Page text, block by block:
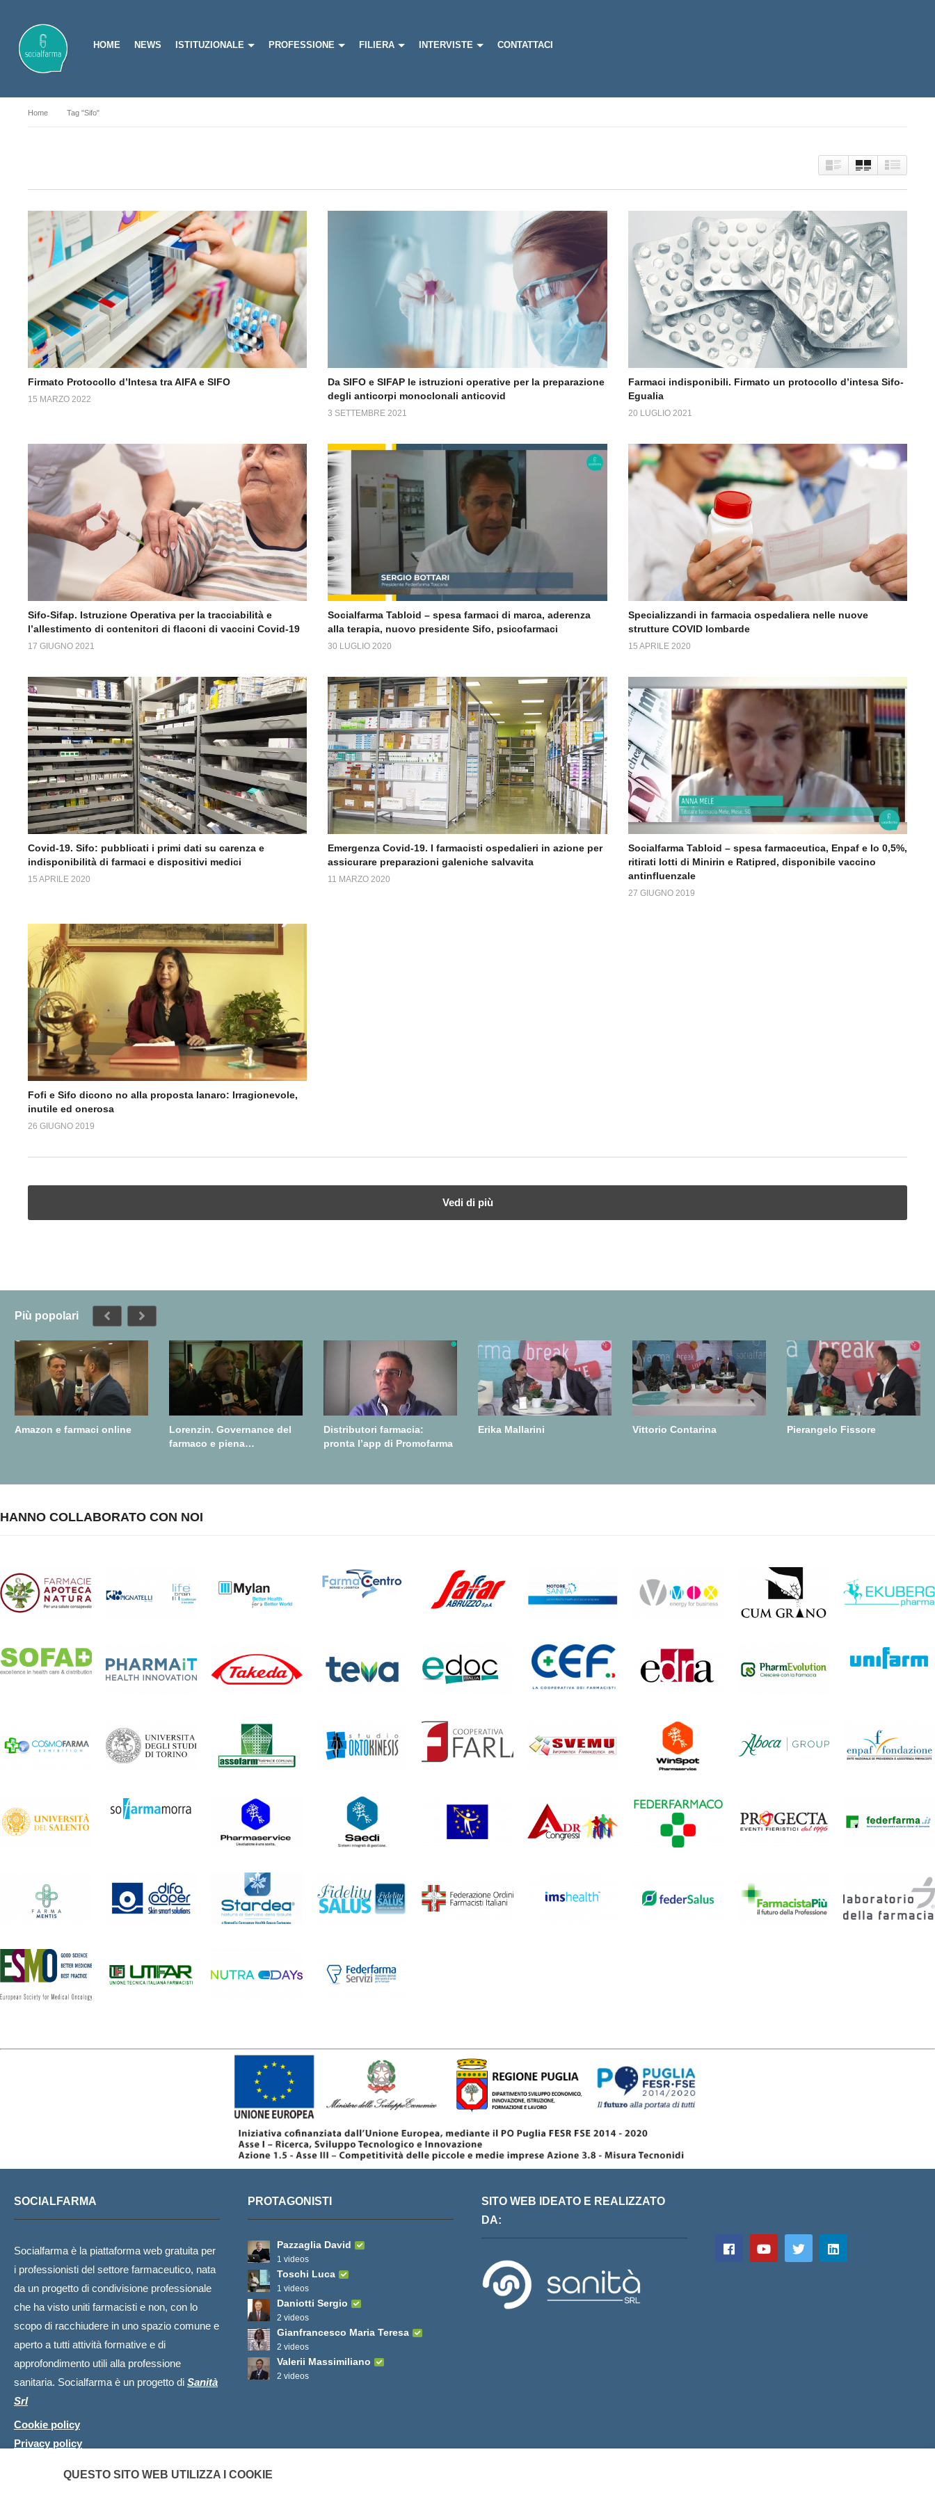
HOME NEWS ISTITUZIONALE PROFESSIONE FILIERA INTERVISTE CONTATTACI
Home Tag "Sifo"
Firmato Protocollo d’Intesa tra AIFA e SIFO
15 MARZO 2022
Da SIFO e SIFAP le istruzioni operative per la preparazione
degli anticorpi monoclonali anticovid
3 SETTEMBRE 2021
Farmaci indisponibili. Firmato un protocollo d’intesa Sifo-
Egualia
20 LUGLIO 2021
Sifo-Sifap. Istruzione Operativa per la tracciabilità e
l’allestimento di contenitori di flaconi di vaccini Covid-19
17 GIUGNO 2021
Socialfarma Tabloid – spesa farmaci di marca, aderenza
alla terapia, nuovo presidente Sifo, psicofarmaci
30 LUGLIO 2020
Specializzandi in farmacia ospedaliera nelle nuove
strutture COVID lombarde
15 APRILE 2020
Covid-19. Sifo: pubblicati i primi dati su carenza e
indisponibilità di farmaci e dispositivi medici
15 APRILE 2020
Emergenza Covid-19. I farmacisti ospedalieri in azione per
assicurare preparazioni galeniche salvavita
11 MARZO 2020
Socialfarma Tabloid – spesa farmaceutica, Enpaf e lo 0,5%,
ritirati lotti di Minirin e Ratipred, disponibile vaccino
antinfluenzale
27 GIUGNO 2019
Fofi e Sifo dicono no alla proposta Ianaro: Irragionevole,
inutile ed onerosa
26 GIUGNO 2019
Vedi di più
Più popolari
Amazon e farmaci online
Lorenzin. Governance del
farmaco e piena
Distributori farmacia:
pronta l’app di Promofarma
Erika Mallarini Vittorio Contarina Pierangelo Fissore
HANNO COLLABORATO CON NOI
SOCIALFARMA
Socialfarma è la piattaforma web gratuita per
i professionisti del settore farmaceutico, nata
da un progetto di condivisione professionale
che ha visto uniti farmacisti e non, con lo
scopo di racchiudere in uno spazio comune e
aperto a tutti attività formative e di
approfondimento utili alla professione
sanitaria. Socialfarma è un progetto di Sanità
Srl
Cookie policy
Privacy policy
PROTAGONISTI
Pazzaglia David
1 videos
Toschi Luca
1 videos
Daniotti Sergio
2 videos
Gianfrancesco Maria Teresa
2 videos
Valerii Massimiliano
2 videos
SITO WEB IDEATO E REALIZZATO
DA:
QUESTO SITO WEB UTILIZZA I COOKIE